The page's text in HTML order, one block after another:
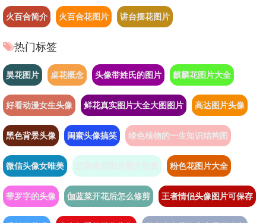
火百合简介 火百合花图片 讲台摆花图片
热门标签
昊花图片 桌花概念 头像带姓氏的图片 麒麟花图片大全
好看动漫女生头像 鲜花真实图片大全大图图片 高达图片头像
黑色背景头像 闺蜜头像搞笑 绿色植物的一生知识结构图
微信头像女唯美 粉色花图片大全
带罗字的头像 伽蓝菜开花后怎么修剪 王者情侣头像图片可保存